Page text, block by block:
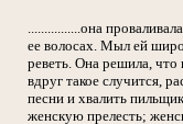
................она
ее волосах. Мыл ей
реветь. Она решила, что
вдруг такое случится,
песни и хвалить
женскую прелесть;